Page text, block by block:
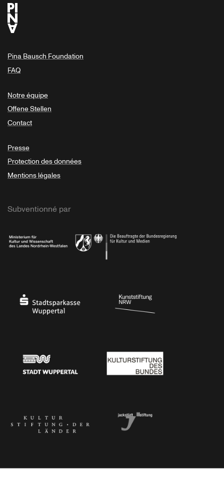
Pina Bausch Foundation
FAQ
Notre équipe
Offene Stellen
Contact
Presse
Protection des données
Mentions légales
Subventionné par